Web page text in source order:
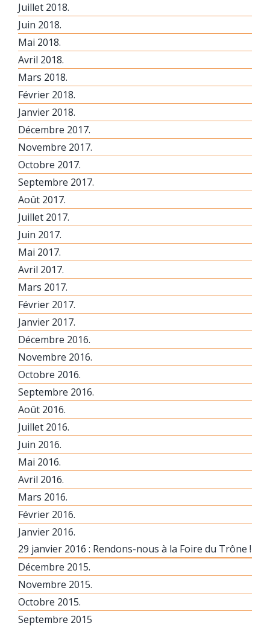
Juillet 2018.
Juin 2018.
Mai 2018.
Avril 2018.
Mars 2018.
Février 2018.
Janvier 2018.
Décembre 2017.
Novembre 2017.
Octobre 2017.
Septembre 2017.
Août 2017.
Juillet 2017.
Juin 2017.
Mai 2017.
Avril 2017.
Mars 2017.
Février 2017.
Janvier 2017.
Décembre 2016.
Novembre 2016.
Octobre 2016.
Septembre 2016.
Août 2016.
Juillet 2016.
Juin 2016.
Mai 2016.
Avril 2016.
Mars 2016.
Février 2016.
Janvier 2016.
29 janvier 2016 : Rendons-nous à la Foire du Trône !
Décembre 2015.
Novembre 2015.
Octobre 2015.
Septembre 2015